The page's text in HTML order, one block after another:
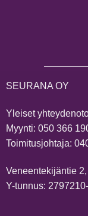
SEURANA OY
Yleiset
Myynti: 050 366
Toimitusjohtaja:
Veneentekijäntie
Y-tunnus: